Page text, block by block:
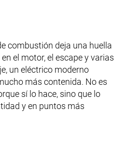
combustión deja una huella
el motor, el escape y varias
un eléctrico moderno
más contenida. No es
sí lo hace, sino que lo
y en puntos más